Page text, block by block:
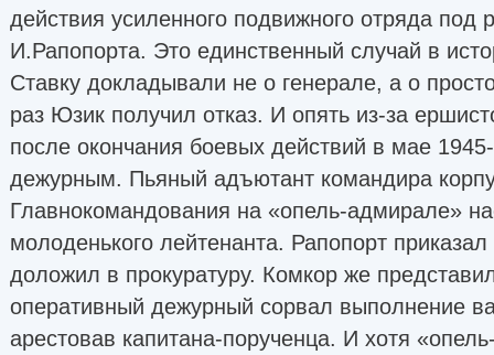
действия усиленного подвижного отряда под
И.Рапопорта. Это единственный случай в
Ставку докладывали не о генерале, а о
раз Юзик получил отказ. И опять из-за
после окончания боевых действий в мае
дежурным. Пьяный адъютант командира
Главнокомандования на «опель-адмирале»
молоденького лейтенанта. Рапопорт
доложил в прокуратуру. Комкор же
оперативный дежурный сорвал выполнение
арестовав капитана-порученца. И хотя